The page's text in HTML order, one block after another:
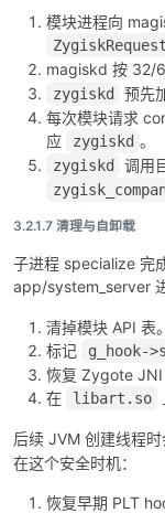
模块进程向
magiskd 按 32/
zygiskd
预先
每次模块请求
应
zygiskd 。
zygiskd 调用
3.2.1.7 清理与自卸载
子进程 specialize 完
app/system_server
清掉模块 API 表。
标记
g_hook-
恢复 Zygote JNI
在
libart.so
后续 JVM 创建线程时
在这个安全时机：
恢复早期 PLT